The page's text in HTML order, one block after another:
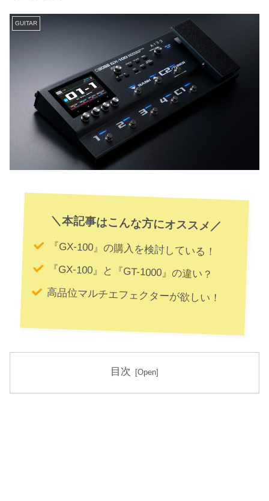
GUITAR
＼本記事はこんな方にオススメ／
『GX-100』の購入を検討している！
『GX-100』と『GT-1000』の違い？
高品位マルチエフェクターが欲しい！
目次